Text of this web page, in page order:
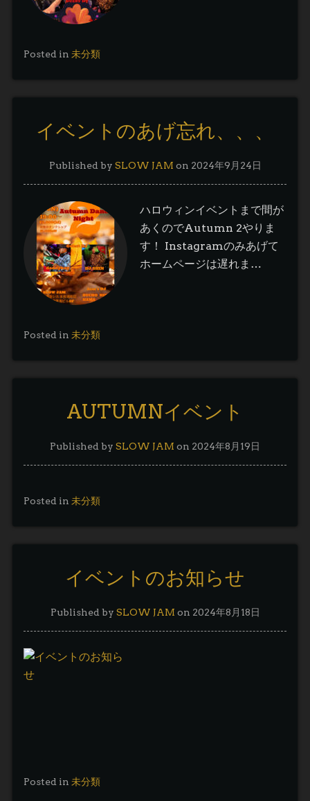
Posted in未分類
イベントのあげ忘れ、、、
Published by SLOW JAM on 2024年9月24日
ハロウィンイベントまで間が
あくのでAutumn 2やりま
す！ Instagramのみあげて
ホームページは遅れま…
Posted in未分類
AUTUMNイベント
Published by SLOW JAM on 2024年8月19日
Posted in未分類
イベントのお知らせ
Published by SLOW JAM on 2024年8月18日
Posted in未分類